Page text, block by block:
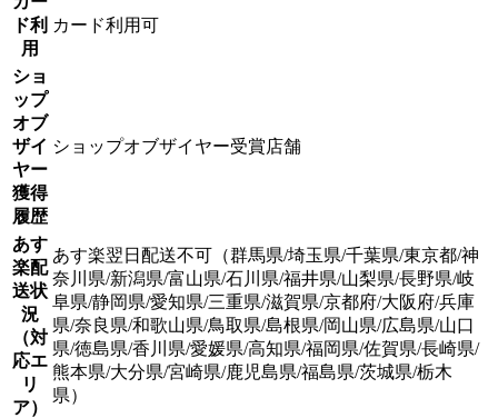
ド利
用
カード利用可
ショ
ップ
オブ
ザイ
ヤー
獲得
履歴
ショップオブザイヤー受賞店舗
あす
楽配
送状
況
（対
応エ
リ
ア）
あす楽翌日配送不可（群馬県/埼玉県/千葉県/東京都/神
奈川県/新潟県/富山県/石川県/福井県/山梨県/長野県/岐
阜県/静岡県/愛知県/三重県/滋賀県/京都府/大阪府/兵庫
県/奈良県/和歌山県/鳥取県/島根県/岡山県/広島県/山口
県/徳島県/香川県/愛媛県/高知県/福岡県/佐賀県/長崎県/
熊本県/大分県/宮崎県/鹿児島県/福島県/茨城県/栃木
県）